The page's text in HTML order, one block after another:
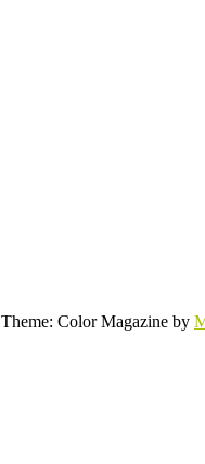
Theme: Color Magazine by